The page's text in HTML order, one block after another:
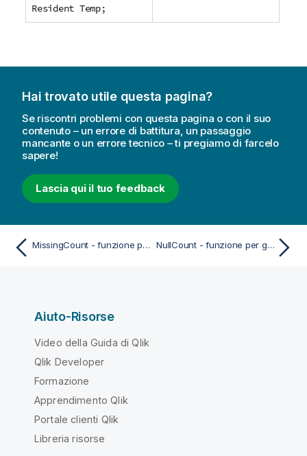
Resident Temp;
Hai trovato utile questa pagina?
Se riscontri problemi con questa pagina o con il suo
contenuto – un errore di battitura, un passaggio
mancante o un errore tecnico – ti pregiamo di farcelo
sapere!
Lascia qui il tuo feedback
MissingCount - funzione per grafici NullCount - funzione per grafici
Aiuto-Risorse
Video della Guida di Qlik
Qlik Developer
Formazione
Apprendimento Qlik
Portale clienti Qlik
Libreria risorse